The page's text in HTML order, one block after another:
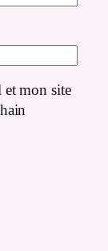
mon site